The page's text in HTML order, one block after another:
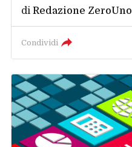
diRedazione ZeroUno
Condividi